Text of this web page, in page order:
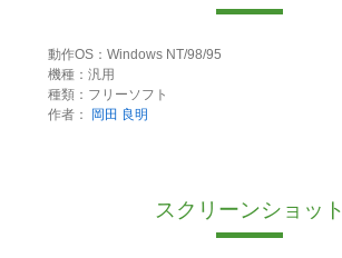
動作OS：Windows NT/98/95
機種：汎用
種類：フリーソフト
作者：
岡田 良明
スクリーンショット